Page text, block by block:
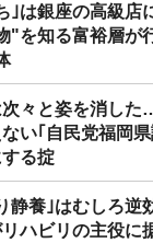
｣は銀座の高級店
"を知る富裕層が
々と姿を消した
い｢自民党福岡
る掟
静養｣はむしろ
ハビリの主役に